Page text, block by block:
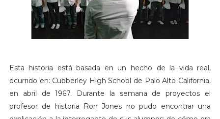
Esta historia está basada en un hecho de la vida real,
ocurrido en: Cubberley High School de Palo Alto California,
en abril de 1967. Durante la semana de proyectos el
profesor de historia Ron Jones no pudo encontrar una